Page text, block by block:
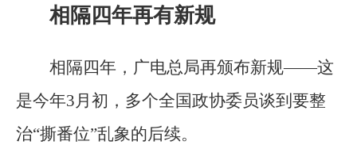
相隔四年再有新规
相隔四年，广电总局再颁布新规——这
是今年3月初，多个全国政协委员谈到要整
治“撕番位”乱象的后续。